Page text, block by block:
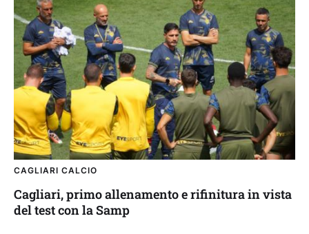
CAGLIARI CALCIO
Cagliari, primo allenamento e rifinitura in vista
del test con la Samp